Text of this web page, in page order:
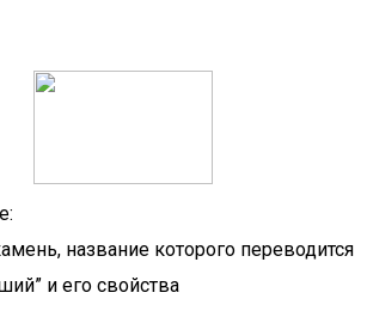
название которого переводится
и его свойства